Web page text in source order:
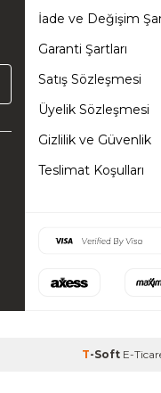
İade ve Değişim
Garanti Şartları
Satış Sözleşmesi
Üyelik Sözleşmesi
Gizlilik ve Güvenlik
Teslimat Koşulları
T-Soft E-